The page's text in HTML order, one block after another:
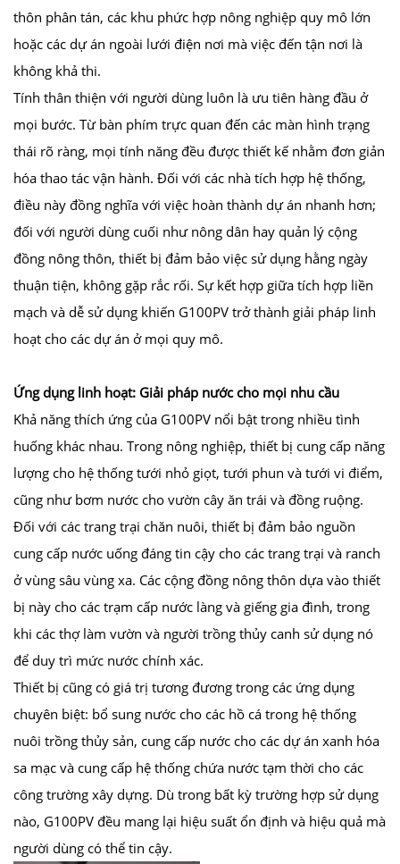
thôn phân tán, các khu phức hợp nông nghiệp quy mô lớn
hoặc các dự án ngoài lưới điện nơi mà việc đến tận nơi là
không khả thi.
Tính thân thiện với người dùng luôn là ưu tiên hàng đầu ở
mọi bước. Từ bàn phím trực quan đến các màn hình trạng
thái rõ ràng, mọi tính năng đều được thiết kế nhằm đơn giản
hóa thao tác vận hành. Đối với các nhà tích hợp hệ thống,
điều này đồng nghĩa với việc hoàn thành dự án nhanh hơn;
đối với người dùng cuối như nông dân hay quản lý cộng
đồng nông thôn, thiết bị đảm bảo việc sử dụng hằng ngày
thuận tiện, không gặp rắc rối. Sự kết hợp giữa tích hợp liền
mạch và dễ sử dụng khiến G100PV trở thành giải pháp linh
hoạt cho các dự án ở mọi quy mô.
Ứng dụng linh hoạt: Giải pháp nước cho mọi nhu cầu
Khả năng thích ứng của G100PV nổi bật trong nhiều tình
huống khác nhau. Trong nông nghiệp, thiết bị cung cấp năng
lượng cho hệ thống tưới nhỏ giọt, tưới phun và tưới vi điểm,
cũng như bơm nước cho vườn cây ăn trái và đồng ruộng.
Đối với các trang trại chăn nuôi, thiết bị đảm bảo nguồn
cung cấp nước uống đáng tin cậy cho các trang trại và ranch
ở vùng sâu vùng xa. Các cộng đồng nông thôn dựa vào thiết
bị này cho các trạm cấp nước làng và giếng gia đình, trong
khi các thợ làm vườn và người trồng thủy canh sử dụng nó
để duy trì mức nước chính xác.
Thiết bị cũng có giá trị tương đương trong các ứng dụng
chuyên biệt: bổ sung nước cho các hồ cá trong hệ thống
nuôi trồng thủy sản, cung cấp nước cho các dự án xanh hóa
sa mạc và cung cấp hệ thống chứa nước tạm thời cho các
công trường xây dựng. Dù trong bất kỳ trường hợp sử dụng
nào, G100PV đều mang lại hiệu suất ổn định và hiệu quả mà
người dùng có thể tin cậy.